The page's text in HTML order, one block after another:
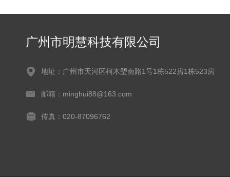
广州市明慧科技有限公司
地址：广州市天河区柯木塱南路1号1栋522房1栋523房
邮箱：minghui88@163.com
传真：020-87096762